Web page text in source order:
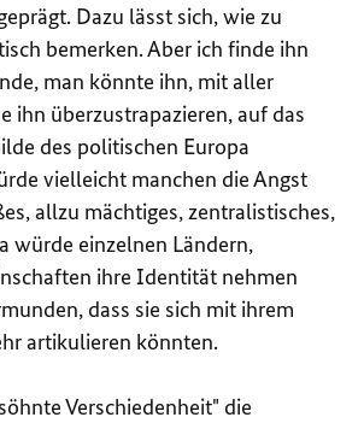
Dazu lässt sich, wie zu
bemerken. Aber ich finde ihn
man könnte ihn, mit aller
ihn überzustrapazieren, auf das
des politischen Europa
vielleicht manchen die Angst
allzu mächtiges, zentralistisches,
würde einzelnen Ländern,
ihre Identität nehmen
dass sie sich mit ihrem
artikulieren könnten.
Verschiedenheit" die